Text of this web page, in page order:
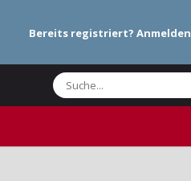
Bereits registriert? Anmelden